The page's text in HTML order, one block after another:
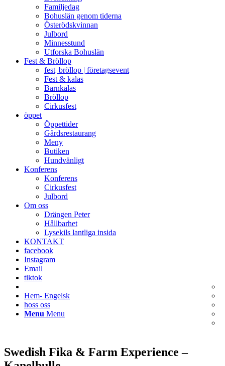
Familjedag
Bohuslän genom tiderna
Österödskvinnan
Julbord
Minnesstund
Utforska Bohuslän
Fest & Bröllop
fest| bröllop | företagsevent
Fest & kalas
Barnkalas
Bröllop
Cirkusfest
öppet
Öppettider
Gårdsrestaurang
Meny
Butiken
Hundvänligt
Konferens
Konferens
Cirkusfest
Julbord
Om oss
Drängen Peter
Hållbarhet
Lysekils lantliga insida
KONTAKT
facebook
Instagram
Email
tiktok
Hem- Engelsk
hoss oss
Menu Menu
Swedish Fika & Farm Experience –